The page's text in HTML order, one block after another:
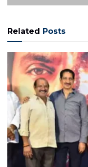
Related Posts